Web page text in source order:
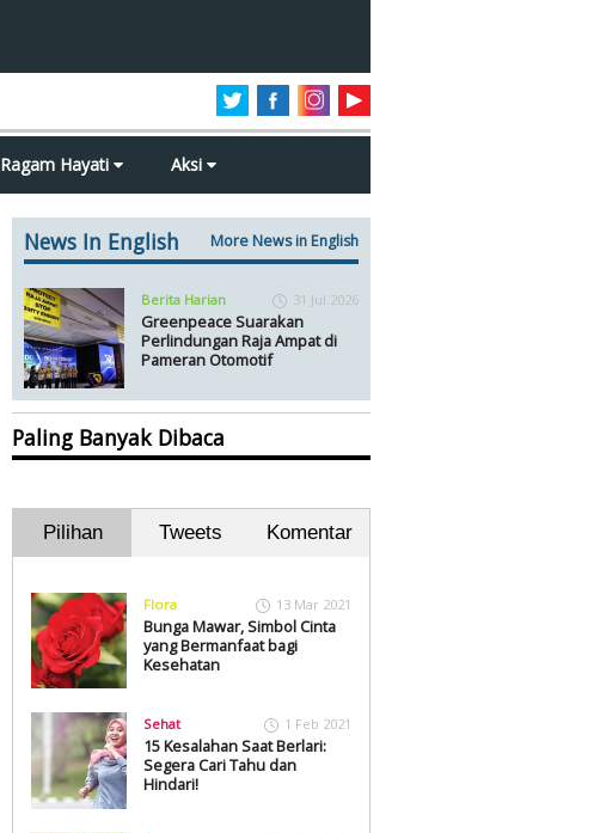
Ragam Hayati Aksi
News In English More News in English
Berita Harian 31 Jul 2026
Greenpeace Suarakan
Perlindungan Raja Ampat di
Pameran Otomotif
Paling Banyak Dibaca
Pilihan Tweets Komentar
Flora 13 Mar 2021
Bunga Mawar, Simbol Cinta
yang Bermanfaat bagi
Kesehatan
Sehat 1 Feb 2021
15 Kesalahan Saat Berlari:
Segera Cari Tahu dan
Hindari!